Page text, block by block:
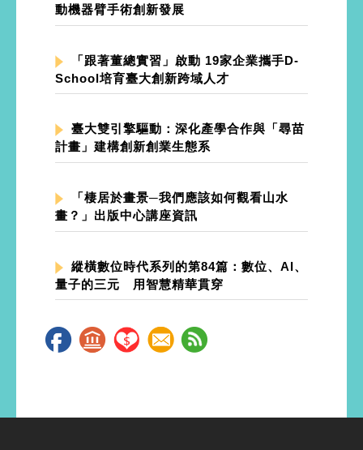
動機器臂手術創新發展
「跟著董總實習」啟動 19家企業攜手D-
School培育臺大創新跨域人才
臺大雙引擎驅動：深化產學合作與「尋苗
計畫」建構創新創業生態系
「棲居於畫景─我們應該如何觀看山水
畫？」出版中心講座資訊
縱橫數位時代系列的第84篇：數位、AI、
量子的三元 用智慧精華貫穿